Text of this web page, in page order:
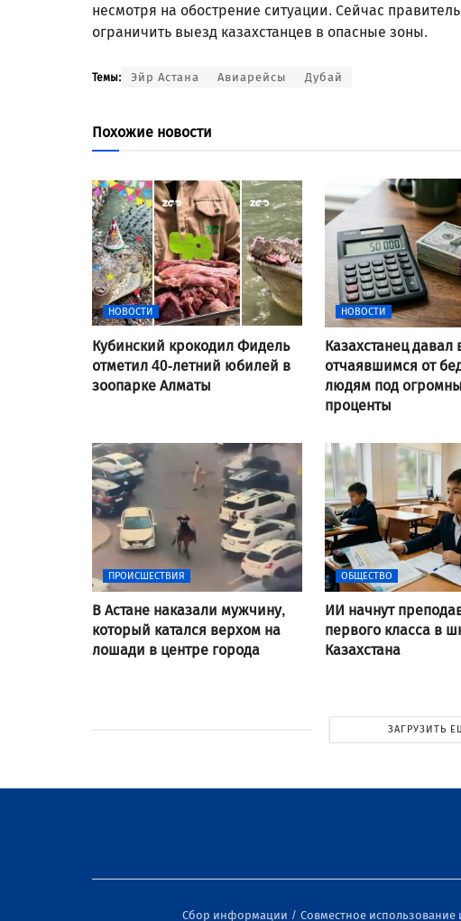
несмотря на обострение ситуации. Сейчас
ограничить выезд казахстанцев в опасные зоны.
Темы: Эйр Астана Авиарейсы Дубай
Похожие новости
НОВОСТИ
Кубинский крокодил Фидель
отметил 40-летний юбилей в
зоопарке Алматы
НОВОСТИ
Казахстанец давал
отчаявшимся от
людям под
проценты
ПРОИСШЕСТВИЯ
В Астане наказали мужчину,
который катался верхом на
лошади в центре города
ОБЩЕСТВО
ИИ начнут
первого класса в
Казахстана
ЗАГРУЗИТЬ
Сбор информации Совместное